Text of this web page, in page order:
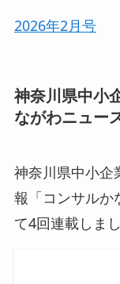
2026年2月号
神奈川県中小
ながわニュー
神奈川県中小企
報「コンサルか
て4回連載しまし